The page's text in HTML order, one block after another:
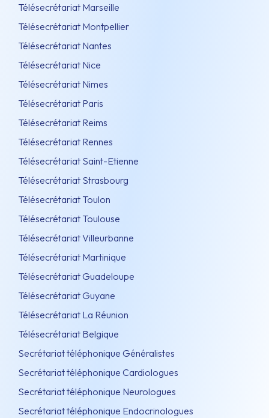
Télésecrétariat Marseille
Télésecrétariat Montpellier
Télésecrétariat Nantes
Télésecrétariat Nice
Télésecrétariat Nimes
Télésecrétariat Paris
Télésecrétariat Reims
Télésecrétariat Rennes
Télésecrétariat Saint-Etienne
Télésecrétariat Strasbourg
Télésecrétariat Toulon
Télésecrétariat Toulouse
Télésecrétariat Villeurbanne
Télésecrétariat Martinique
Télésecrétariat Guadeloupe
Télésecrétariat Guyane
Télésecrétariat La Réunion
Télésecrétariat Belgique
Secrétariat téléphonique Généralistes
Secrétariat téléphonique Cardiologues
Secrétariat téléphonique Neurologues
Secrétariat téléphonique Endocrinologues